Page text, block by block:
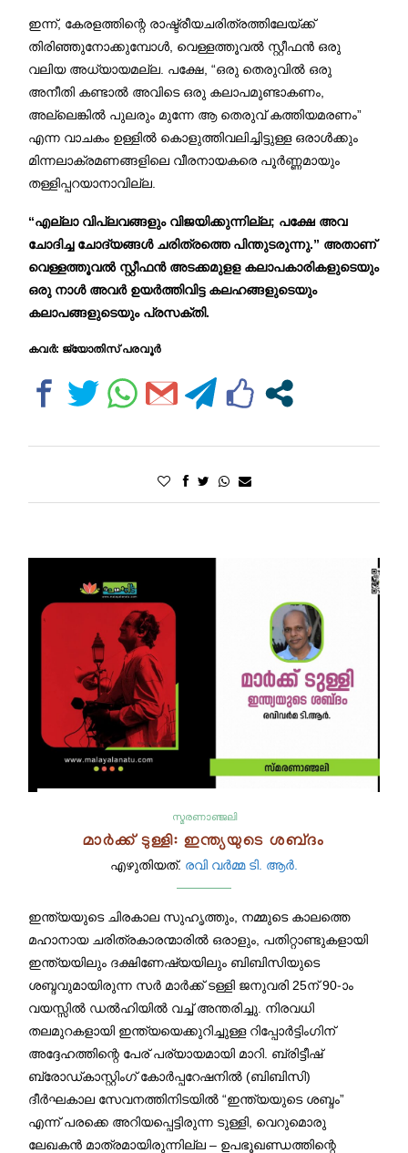
ഇന്ന്, കേരളത്തിന്റെ രാഷ്ട്രീയചരിത്രത്തിലേയ്ക്ക്
തിരിഞ്ഞുനോക്കുമ്പോൾ, വെള്ളത്തൂവൽ സ്റ്റീഫൻ ഒരു
വലിയ അധ്യായമല്ല. പക്ഷേ, “ഒരു തെരുവിൽ ഒരു
അനീതി കണ്ടാൽ അവിടെ ഒരു കലാപമുണ്ടാകണം,
അല്ലെങ്കിൽ പുലരും മുന്നേ ആ തെരുവ് കത്തിയമരണം”
എന്ന വാചകം ഉള്ളിൽ കൊളുത്തിവലിച്ചിട്ടുള്ള ഒരാൾക്കും
മിന്നലാക്രമണങ്ങളിലെ വീരനായകരെ പൂർണ്ണമായും
തള്ളിപ്പറയാനാവില്ല.
“എല്ലാ വിപ്ലവങ്ങളും വിജയിക്കുന്നില്ല; പക്ഷേ അവ
ചോദിച്ച ചോദ്യങ്ങൾ ചരിത്രത്തെ പിന്തുടരുന്നു.” അതാണ്
വെള്ളത്തൂവൽ സ്റ്റീഫൻ അടക്കമുളള കലാപകാരികളുടെയും
ഒരു നാൾ അവർ ഉയർത്തിവിട്ട കലഹങ്ങളുടെയും
കലാപങ്ങളുടെയും പ്രസക്തി.
കവർ: ജ്യോതിസ് പരവൂർ
സ്മരണാഞ്ജലി
മാർക്ക് ടുള്ളി: ഇന്ത്യയുടെ ശബ്‌ദം
എഴുതിയത്. രവി വർമ്മ ടി. ആർ.
ഇന്ത്യയുടെ ചിരകാല സുഹൃത്തും, നമ്മുടെ കാലത്തെ
മഹാനായ ചരിത്രകാരന്മാരിൽ ഒരാളും, പതിറ്റാണ്ടുകളായി
ഇന്ത്യയിലും ദക്ഷിണേഷ്യയിലും ബിബിസിയുടെ
ശബ്ദവുമായിരുന്ന സർ മാർക്ക് ടള്ളി ജനുവരി 25ന് 90-ാം
വയസ്സിൽ ഡൽഹിയിൽ വച്ച് അന്തരിച്ചു. നിരവധി
തലമുറകളായി ഇന്ത്യയെക്കുറിച്ചുള്ള റിപ്പോർട്ടിംഗിന്
അദ്ദേഹത്തിന്റെ പേര് പര്യായമായി മാറി. ബ്രിട്ടീഷ്
ബ്രോഡ്കാസ്റ്റിംഗ് കോർപ്പറേഷനിൽ (ബിബിസി)
ദീർഘകാല സേവനത്തിനിടയിൽ “ഇന്ത്യയുടെ ശബ്ദം”
എന്ന് പരക്കെ അറിയപ്പെട്ടിരുന്ന ടുള്ളി, വെറുമൊരു
ലേഖകൻ മാത്രമായിരുന്നില്ല – ഉപഭൂഖണ്ഡത്തിന്റെ